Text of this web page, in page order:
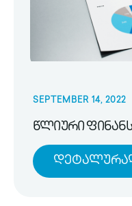
SEPTEMBER 14, 2022
წლიური